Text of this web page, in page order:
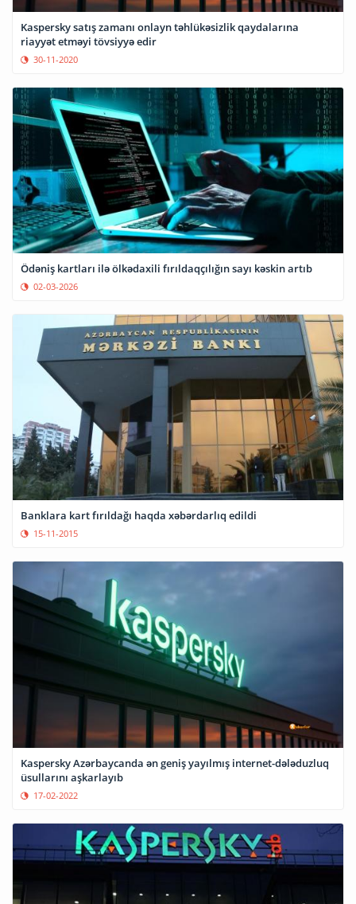
Kaspersky satış zamanı onlayn təhlükəsizlik qaydalarına
riayyət etməyi tövsiyyə edir
30-11-2020
Ödəniş kartları ilə ölkədaxili fırıldaqçılığın sayı kəskin artıb
02-03-2026
Banklara kart fırıldağı haqda xəbərdarlıq edildi
15-11-2015
Kaspersky Azərbaycanda ən geniş yayılmış internet-dələduzluq
üsullarını aşkarlayıb
17-02-2022